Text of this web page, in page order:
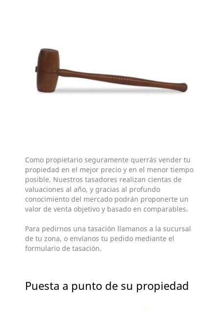
Como propietario seguramente querrás vender tu
propiedad en el mejor precio y en el menor tiempo
posible. Nuestros tasadores realizan cientas de
valuaciones al año, y gracias al profundo
conocimiento del mercado podrán proponerte un
valor de venta objetivo y basado en comparables.
Para pedirnos una tasación llamanos a la sucursal
de tu zona, o envíanos tu pedido mediante el
formulario de tasación.
Puesta a punto de su propiedad